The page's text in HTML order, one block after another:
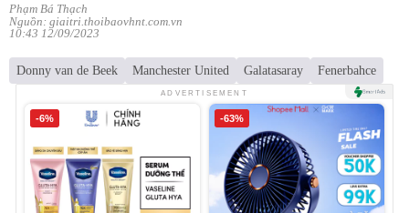
Phạm Bá Thạch
Nguồn: giaitri.thoibaovhnt.com.vn
10:43 12/09/2023
Donny van de Beek Manchester United Galatasaray Fenerbahce
ADVERTISEMENT
-6% -63%